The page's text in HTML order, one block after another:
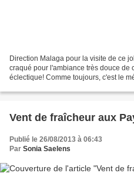
Direction Malaga pour la visite de ce
craqué pour l'ambiance très douce de
éclectique! Comme toujours, c'est le
Vent de fraîcheur aux
Publié le 26/08/2013 à 06:43
Par Sonia Saelens